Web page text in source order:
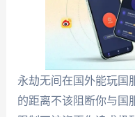
永劫无间在国外能玩国
的距离不该阻断你与国